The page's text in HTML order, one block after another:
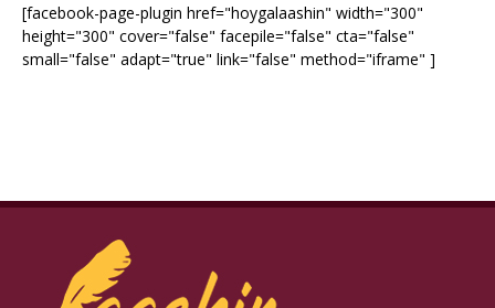
[facebook-page-plugin href="hoygalaashin" width="300"
height="300" cover="false" facepile="false" cta="false"
small="false" adapt="true" link="false" method="iframe" ]